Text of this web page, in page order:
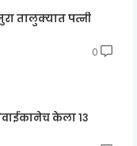
तालुक्यात पत्नी
0
केला १३